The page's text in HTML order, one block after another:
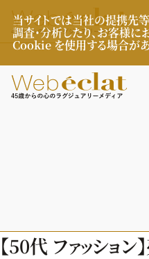
当サイトでは当社の提携先
調査・分析したり、お客様
Cookie を使用する場合があ
8月の毎日コーデ
ヘアスタイル・ヘアケア
ヘルスケア
【50代 ファッショ